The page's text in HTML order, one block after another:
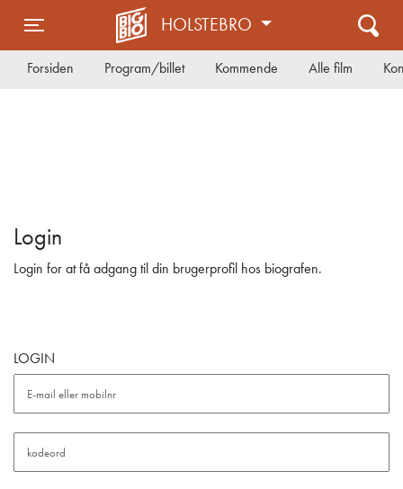
Toggle navigation
HOLSTEBRO
Forsiden Program/billet Kommende Alle film
Login
Login for at få adgang til din brugerprofil hos biografen.
LOGIN
E-mail eller mobilnr
kodeord